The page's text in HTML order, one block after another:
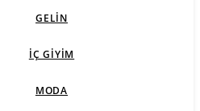
GELIN
İÇ GIYIM
MODA